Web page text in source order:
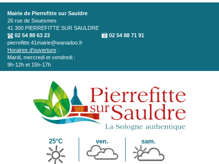
Aller au contenu principal
Mairie de Pierrefitte sur Sauldre
26 rue de Souesmes
41 300 PIERREFITTE SUR SAULDRE
02 54 88 63 23
02 54 88 71 91
pierrefitte.41mairie@wanadoo.fr
Horaires d'ouverture :
Mardi, mercredi et vendredi :
9h-12h et 15h-17h
25°C ven. sam.